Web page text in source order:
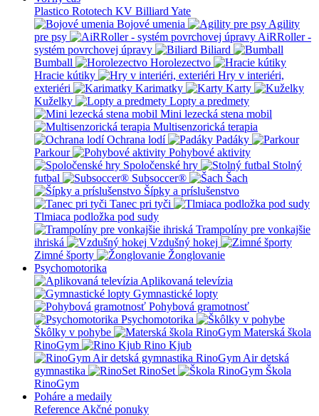
Plastico Rototech KV Billiard Yate
Bojové umenia
Agility
pre psy
AiRRoller -
systém povrchovej úpravy
Biliard
Bumball
Horolezectvo
Hracie kútiky
Hry v interiéri,
exteriéri
Karimatky
Karty
Kuželky
Lopty a predmety
Mini lezecká stena mobil
Multisenzorická terapia
Ochrana lodí
Padáky
Parkour
Pohybové aktivity
Spoločenské hry
Stolný
futbal
Subsoccer®
Šach
Šípky a príslušenstvo
Tanec pri tyči
Tlmiaca podložka pod sudy
Trampolíny pre vonkajšie
ihriská
Vzdušný hokej
Zimné športy
Žonglovanie
Psychomotorika
Aplikovaná televízia
Gymnastické lopty
Pohybová gramotnosť
Psychomotorika
Škôlky v pohybe
Materská škola
RinoGym
Rino Kjub
RinoGym Air detská
gymnastika
RinoSet
Škola
RinoGym
Poháre a medaily
Reference Akčné ponuky